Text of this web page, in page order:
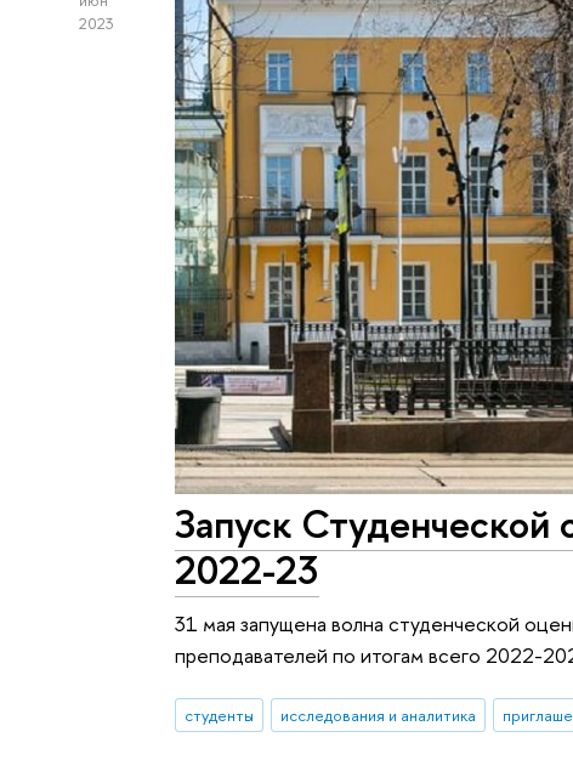
2023
Запуск Студенческой
2022-23
31 мая запущена волна студенческой
преподавателей по итогам всего 2022-
студенты исследования и аналитика